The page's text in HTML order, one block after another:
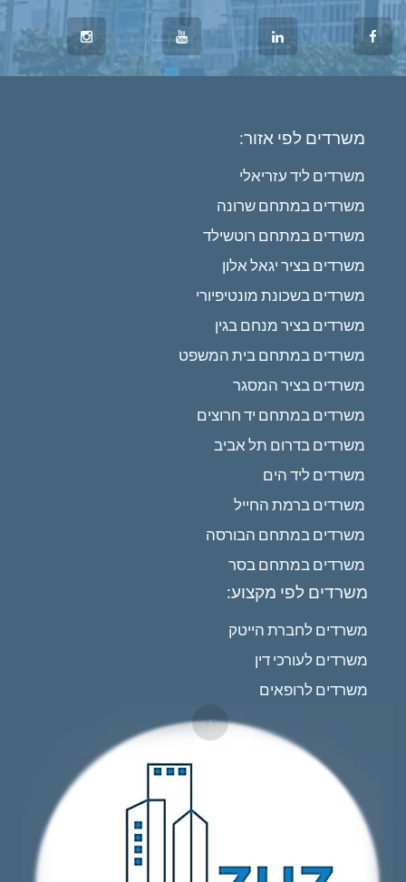
משרדים לפי אזור:
משרדים ליד עזריאלי
משרדים במתחם שרונה
משרדים במתחם רוטשילד
משרדים בציר יגאל אלון
משרדים בשכונת מונטיפיורי
משרדים בציר מנחם בגין
משרדים במתחם בית המשפט
משרדים בציר המסגר
משרדים במתחם יד חרוצים
משרדים בדרום תל אביב
משרדים ליד הים
משרדים ברמת החייל
משרדים במתחם הבורסה
משרדים במתחם בסר
משרדים לפי מקצוע:
משרדים לחברת הייטק
משרדים לעורכי דין
משרדים לרופאים